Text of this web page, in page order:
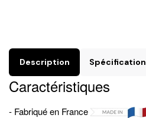
Description Spécification
Caractéristiques
- Fabriqué en France